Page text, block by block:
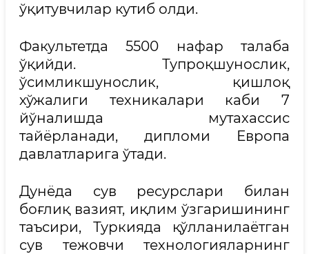
ўқитувчилар кутиб олди.
Факультетда 5500 нафар талаба
ўқийди. Тупроқшунослик,
ўсимликшунослик, қишлоқ
хўжалиги техникалари каби 7
йўналишда мутахассис
тайёрланади, дипломи Европа
давлатларига ўтади.
Дунёда сув ресурслари билан
боғлиқ вазият, иқлим ўзгаришининг
таъсири, Туркияда қўлланилаётган
сув тежовчи технологияларнинг